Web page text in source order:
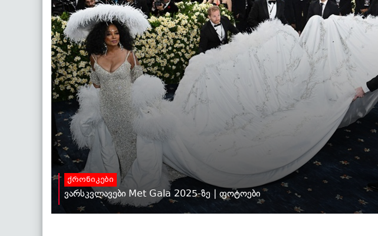
ქრონიკები
ვარსკვლავები Met Gala 2025-ზე | ფოტოები